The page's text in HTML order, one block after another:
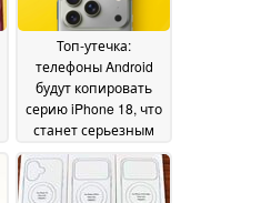
Топ-утечка:
телефоны Android
будут копировать
серию iPhone 18, что
станет серьезным
сдвигом на рынке;
Xiaomi - первый в
очереди27 May 2026